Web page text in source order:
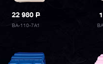
22 980P
BA-110-7A1